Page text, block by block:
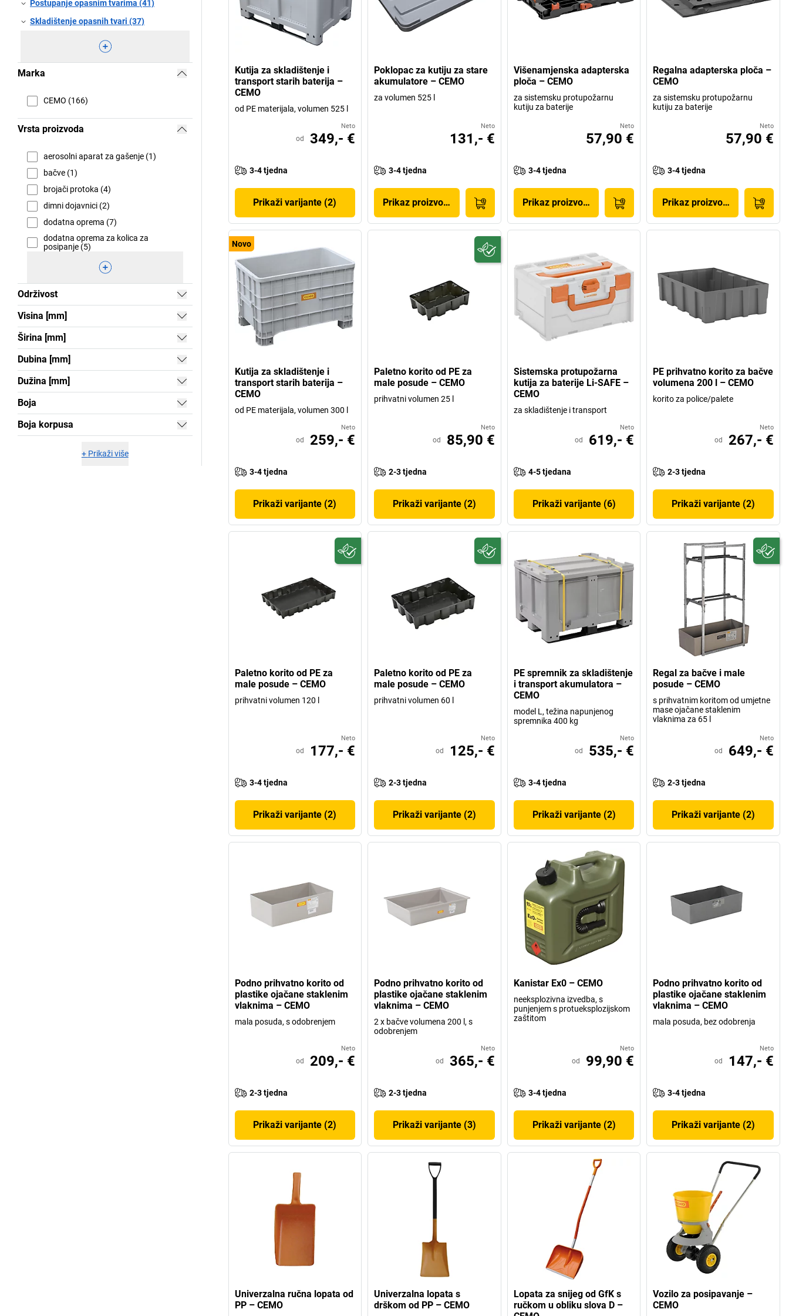
Postupanje opasnim tvarima (41)
Skladištenje opasnih tvari (37)
Marka
CEMO (166)
Vrsta proizvoda
aerosolni aparat za gašenje (1)
bačve (1)
brojači protoka (4)
dimni dojavnici (2)
dodatna oprema (7)
dodatna oprema za kolica za
posipanje (5)
Održivost
Visina [mm]
Širina [mm]
Dubina [mm]
Dužina [mm]
Boja
Boja korpusa
+ Prikaži više
Kutija za skladištenje i
transport starih baterija –
CEMO
od PE materijala, volumen 525 l
Neto
od 349,- €
3-4 tjedna
Prikaži varijante (2)
Poklopac za kutiju za stare
akumulatore – CEMO
za volumen 525 l
Neto
131,- €
3-4 tjedna
Prikaz proizvoda
Višenamjenska adapterska
ploča – CEMO
za sistemsku protupožarnu
kutiju za baterije
Neto
57,90 €
3-4 tjedna
Prikaz proizvoda
Regalna adapterska ploča –
CEMO
za sistemsku protupožarnu
kutiju za baterije
Neto
57,90 €
3-4 tjedna
Prikaz proizvoda
Novo
Kutija za skladištenje i
transport starih baterija –
CEMO
od PE materijala, volumen 300 l
Neto
od 259,- €
3-4 tjedna
Prikaži varijante (2)
Paletno korito od PE za
male posude – CEMO
prihvatni volumen 25 l
Neto
od 85,90 €
2-3 tjedna
Prikaži varijante (2)
Sistemska protupožarna
kutija za baterije Li-SAFE –
CEMO
za skladištenje i transport
Neto
od 619,- €
4-5 tjedana
Prikaži varijante (6)
PE prihvatno korito za bačve
volumena 200 l – CEMO
korito za police/palete
Neto
od 267,- €
2-3 tjedna
Prikaži varijante (2)
Paletno korito od PE za
male posude – CEMO
prihvatni volumen 120 l
Neto
od 177,- €
3-4 tjedna
Prikaži varijante (2)
Paletno korito od PE za
male posude – CEMO
prihvatni volumen 60 l
Neto
od 125,- €
2-3 tjedna
Prikaži varijante (2)
PE spremnik za skladištenje
i transport akumulatora –
CEMO
model L, težina napunjenog
spremnika 400 kg
Neto
od 535,- €
3-4 tjedna
Prikaži varijante (2)
Regal za bačve i male
posude – CEMO
s prihvatnim koritom od umjetne
mase ojačane staklenim
vlaknima za 65 l
Neto
od 649,- €
2-3 tjedna
Prikaži varijante (2)
Podno prihvatno korito od
plastike ojačane staklenim
vlaknima – CEMO
mala posuda, s odobrenjem
Neto
od 209,- €
2-3 tjedna
Prikaži varijante (2)
Podno prihvatno korito od
plastike ojačane staklenim
vlaknima – CEMO
2 x bačve volumena 200 l, s
odobrenjem
Neto
od 365,- €
2-3 tjedna
Prikaži varijante (3)
Kanistar Ex0 – CEMO
neeksplozivna izvedba, s
punjenjem s protueksplozijskom
zaštitom
Neto
od 99,90 €
3-4 tjedna
Prikaži varijante (2)
Podno prihvatno korito od
plastike ojačane staklenim
vlaknima – CEMO
mala posuda, bez odobrenja
Neto
od 147,- €
3-4 tjedna
Prikaži varijante (2)
Univerzalna ručna lopata od
PP – CEMO
Univerzalna lopata s
drškom od PP – CEMO
Lopata za snijeg od GfK s
ručkom u obliku slova D –
Vozilo za posipavanje –
CEMO